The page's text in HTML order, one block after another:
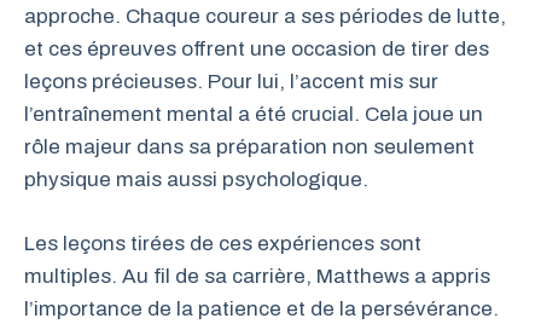
approche. Chaque coureur a ses périodes de lutte,
et ces épreuves offrent une occasion de tirer des
leçons précieuses. Pour lui, l’accent mis sur
l’entraînement mental a été crucial. Cela joue un
rôle majeur dans sa préparation non seulement
physique mais aussi psychologique.
Les leçons tirées de ces expériences sont
multiples. Au fil de sa carrière, Matthews a appris
l’importance de la patience et de la persévérance.